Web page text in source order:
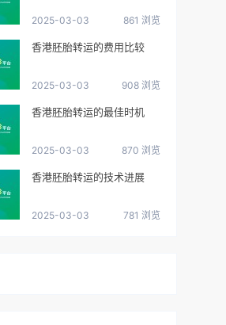
2025-03-03 861 浏览
香港胚胎转运的费用比较
2025-03-03 908 浏览
香港胚胎转运的最佳时机
2025-03-03 870 浏览
香港胚胎转运的技术进展
2025-03-03 781 浏览